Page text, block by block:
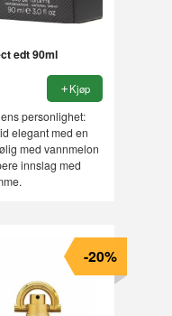
edt 90ml
Kjøp
personlighet:
elegant med en
med vannmelon
innslag med
-20%